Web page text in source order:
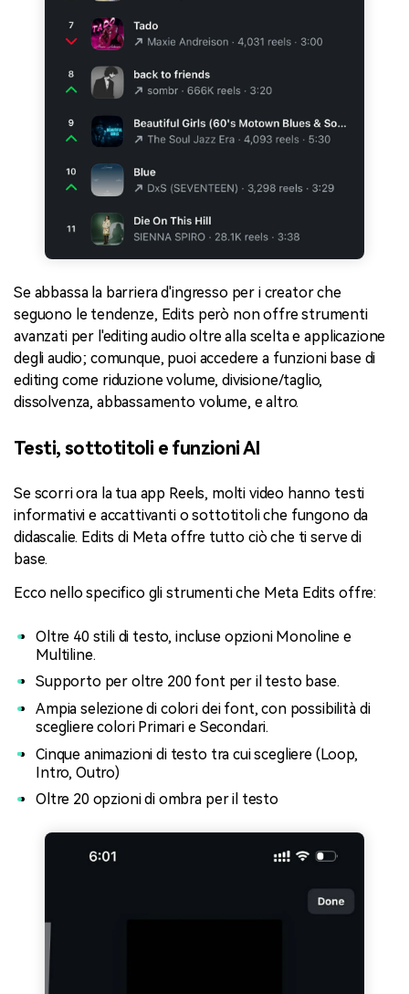
Se abbassa la barriera d'ingresso per i creator che
seguono le tendenze, Edits però non offre strumenti
avanzati per l'editing audio oltre alla scelta e applicazione
degli audio; comunque, puoi accedere a funzioni base di
editing come riduzione volume, divisione/taglio,
dissolvenza, abbassamento volume, e altro.
Testi, sottotitoli e funzioni AI
Se scorri ora la tua app Reels, molti video hanno testi
informativi e accattivanti o sottotitoli che fungono da
didascalie. Edits di Meta offre tutto ciò che ti serve di
base.
Ecco nello specifico gli strumenti che Meta Edits offre:
Oltre 40 stili di testo, incluse opzioni Monoline e
Multiline.
Supporto per oltre 200 font per il testo base.
Ampia selezione di colori dei font, con possibilità di
scegliere colori Primari e Secondari.
Cinque animazioni di testo tra cui scegliere (Loop,
Intro, Outro)
Oltre 20 opzioni di ombra per il testo